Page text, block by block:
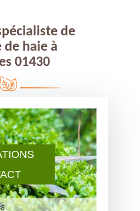
de
de haie à
01430